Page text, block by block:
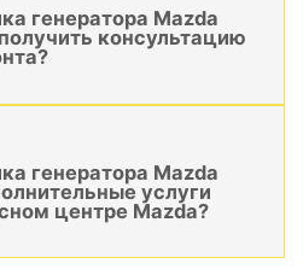
генератора Mazda
консультацию
генератора Mazda
услуги
центре Mazda?